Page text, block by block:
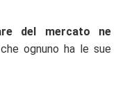
del mercato ne
ognuno ha le sue